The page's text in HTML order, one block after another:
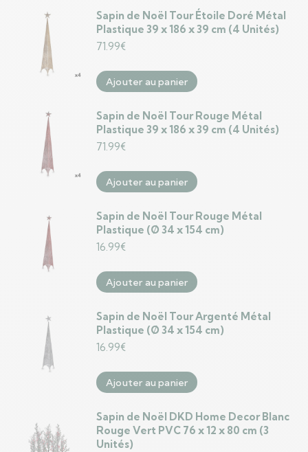
Sapin de Noël Tour Étoile Doré Métal
Plastique 39 x 186 x 39 cm (4 Unités)
71.99€
Ajouter au panier
Sapin de Noël Tour Rouge Métal
Plastique 39 x 186 x 39 cm (4 Unités)
71.99€
Ajouter au panier
Sapin de Noël Tour Rouge Métal
Plastique (Ø 34 x 154 cm)
16.99€
Ajouter au panier
Sapin de Noël Tour Argenté Métal
Plastique (Ø 34 x 154 cm)
16.99€
Ajouter au panier
Sapin de Noël DKD Home Decor Blanc
Rouge Vert PVC 76 x 12 x 80 cm (3
Unités)